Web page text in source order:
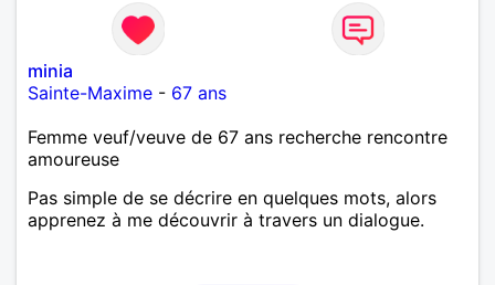
minia
Sainte-Maxime - 67 ans
Femme veuf/veuve de 67 ans recherche rencontre
amoureuse
Pas simple de se décrire en quelques mots, alors
apprenez à me découvrir à travers un dialogue.